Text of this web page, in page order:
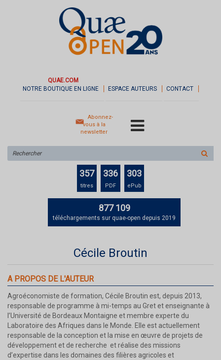
QUAE.COM
NOTRE BOUTIQUE EN LIGNE
ESPACE AUTEURS CONTACT
Abonnez-
vous à la
newsletter
sur
le
357
titres
336
PDF
303
ePub
877 109
téléchargements sur quae-open depuis 2019
Cécile Broutin
A PROPOS DE L'AUTEUR
Agroéconomiste de formation, Cécile Broutin est, depuis 2013,
responsable de programme à mi-temps au Gret et enseignante à
l’Université de Bordeaux Montaigne et membre experte du
Laboratoire des Afriques dans le Monde. Elle est actuellement
responsable de la conception et la mise en œuvre de projets de
développement et de recherche et réalise des missions
d’expertise dans les domaines des filières agricoles et